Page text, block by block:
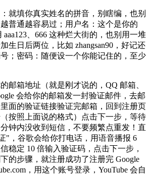
就填你真实姓名的拼音，别瞎编，也别
普通越容易过；用户名：这个是你的
aaa123、666 这种烂大街的，也别用一堆
生日后两位，比如 zhangsan90，好记还
；密码：随便设一个你能记住的，至少
邮箱地址（就是刚才说的，QQ 邮箱、
会给你的邮箱发一封验证邮件，去邮
面的验证链接验证完邮箱，回到注册页
按照上面说的格式）点击下一步，等待
钟内没收到短信，不要频繁点重发！直
"，谷歌会给你打电话，用语音播报 6
稳定 10 倍输入验证码，点击下一步，
的步骤，就注册成功了注册完 Google
，用这个账号登录，YouTube 会自